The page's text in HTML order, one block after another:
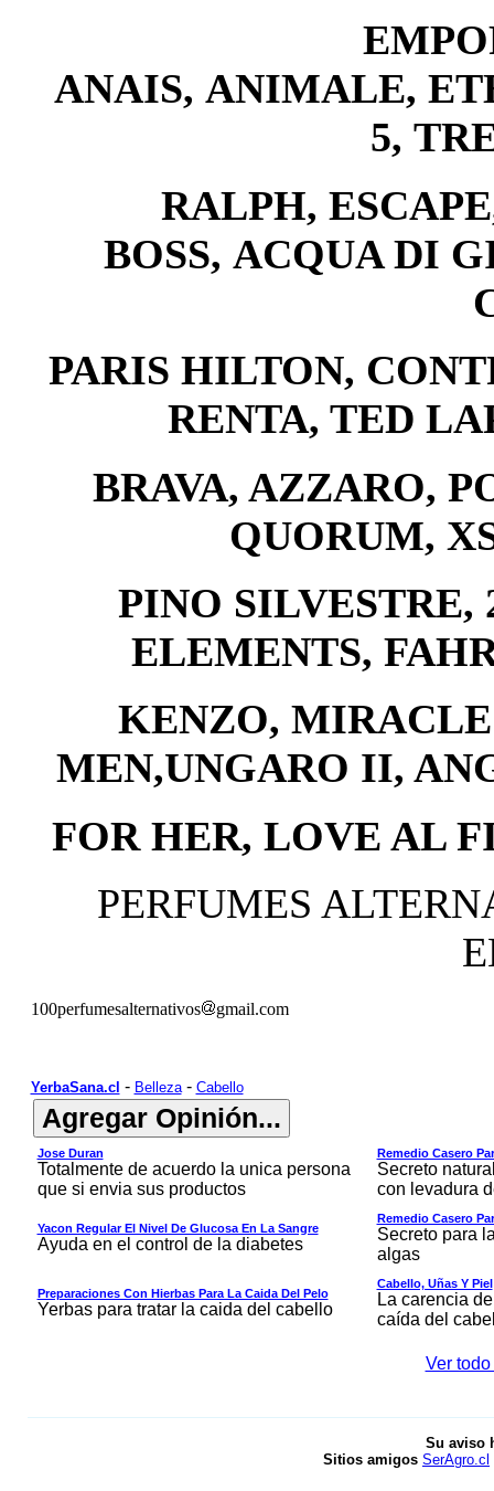
ANAIS, ANIMALE,
5,
RALPH,
BOSS, ACQUA DI
PARIS HILTON,
RENTA, TED
BRAVA, AZZARO,
QUORUM,
PINO SILVESTRE,
ELEMENTS,
KENZO,
MEN,UNGARO II,
FOR HER, LOVE AL
PERFUMES
100perfumesalternativos gmail.com
YerbaSana.cl - Belleza- Cabello
Jose Duran
Totalmente de acuerdo la unica persona
que si envia sus productos
Remedio Casero
Secreto
con levadura
Yacon Regular El Nivel De Glucosa En La Sangre
Ayuda en el control de la diabetes
Remedio Casero
Secreto para
algas
Preparaciones Con Hierbas Para La Caida Del Pelo
Yerbas para tratar la caida del cabello
Cabello, Uñas Y Piel
La carencia
caída del
Ver
Su aviso
Sitios amigos SerAgro.cl